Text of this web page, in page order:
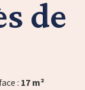
de
: 17 m²